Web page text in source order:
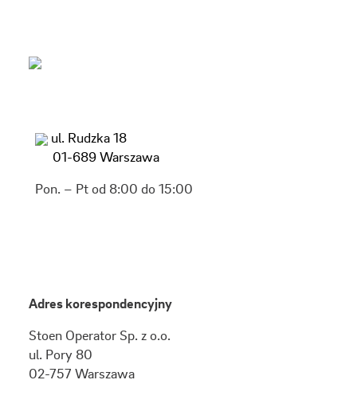
ul. Rudzka 18
01-689 Warszawa
Pon. – Pt od 8:00 do 15:00
Adres korespondencyjny
Stoen Operator Sp. z o.o.
ul. Pory 80
02-757 Warszawa